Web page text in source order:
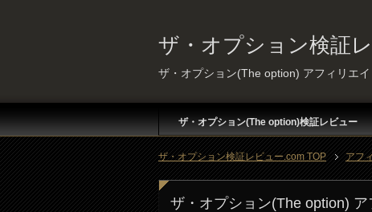
ザ・オプション検証
ザ・オプション(The option) アフィリエ
ザ・オプション(The option)検証レビュー
ザ・オプション検証レビュー.com TOP アフ
ザ・オプション(The option)